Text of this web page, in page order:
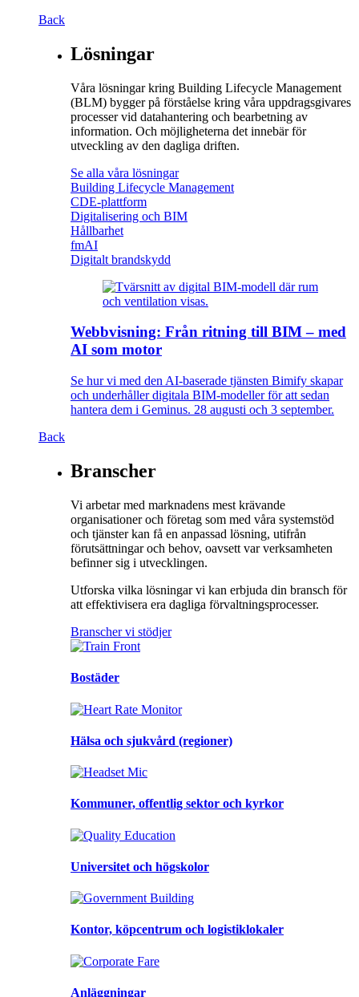
Back
Lösningar
Våra lösningar kring Building Lifecycle Management
(BLM) bygger på förståelse kring våra uppdragsgivares
processer vid datahantering och bearbetning av
information. Och möjligheterna det innebär för
utveckling av den dagliga driften.
Se alla våra lösningar
Building Lifecycle Management
CDE-plattform
Digitalisering och BIM
Hållbarhet
fmAI
Digitalt brandskydd
Webbvisning: Från ritning till BIM – med
AI som motor
Se hur vi med den AI-baserade tjänsten Bimify skapar
och underhåller digitala BIM-modeller för att sedan
hantera dem i Geminus. 28 augusti och 3 september.
Back
Branscher
Vi arbetar med marknadens mest krävande
organisationer och företag som med våra systemstöd
och tjänster kan få en anpassad lösning, utifrån
förutsättningar och behov, oavsett var verksamheten
befinner sig i utvecklingen.
Utforska vilka lösningar vi kan erbjuda din bransch för
att effektivisera era dagliga förvaltningsprocesser.
Branscher vi stödjer
Bostäder
Hälsa och sjukvård (regioner)
Kommuner, offentlig sektor och kyrkor
Universitet och högskolor
Kontor, köpcentrum och logistiklokaler
Anläggningar